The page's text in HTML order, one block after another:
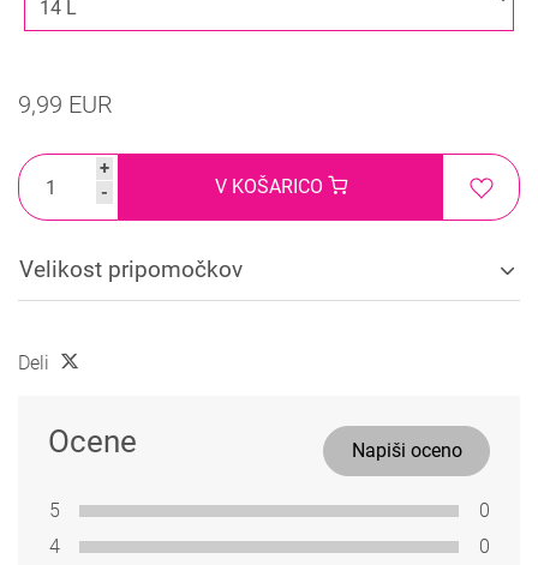
9,99 EUR
+
-
V KOŠARICO
Velikost pripomočkov
Deli
Ocene Napiši oceno
5
0
4
0